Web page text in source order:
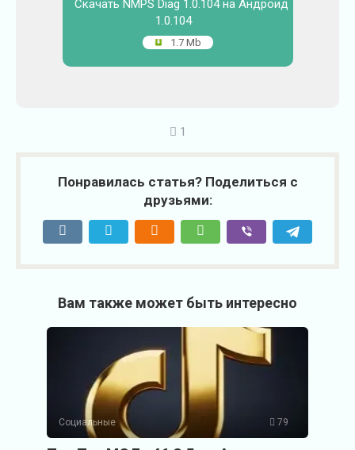
Скачать NMPS Diag 1.0.104 на Андроид
1.0.104
1.7 Mb
1
Понравилась статья? Поделиться с
друзьями:
Вам также может быть интересно
Социальные 79